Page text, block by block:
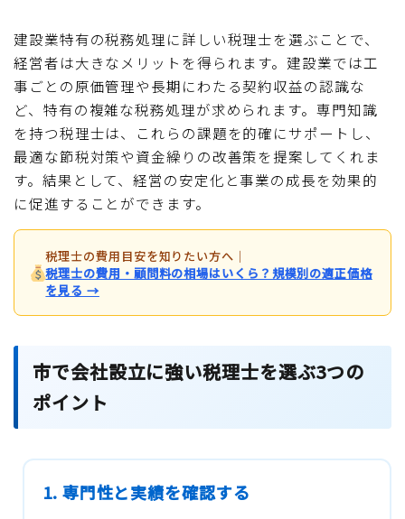
建設業特有の税務処理に詳しい税理士を選ぶことで、
経営者は大きなメリットを得られます。建設業では工
事ごとの原価管理や長期にわたる契約収益の認識な
ど、特有の複雑な税務処理が求められます。専門知識
を持つ税理士は、これらの課題を的確にサポートし、
最適な節税対策や資金繰りの改善策を提案してくれま
す。結果として、経営の安定化と事業の成長を効果的
に促進することができます。
税理士の費用目安を知りたい方へ ｜
税理士の費用・顧問料の相場はいくら？規模別の適正価格
を見る →
市で会社設立に強い税理士を選ぶ3つの
ポイント
1. 専門性と実績を確認する